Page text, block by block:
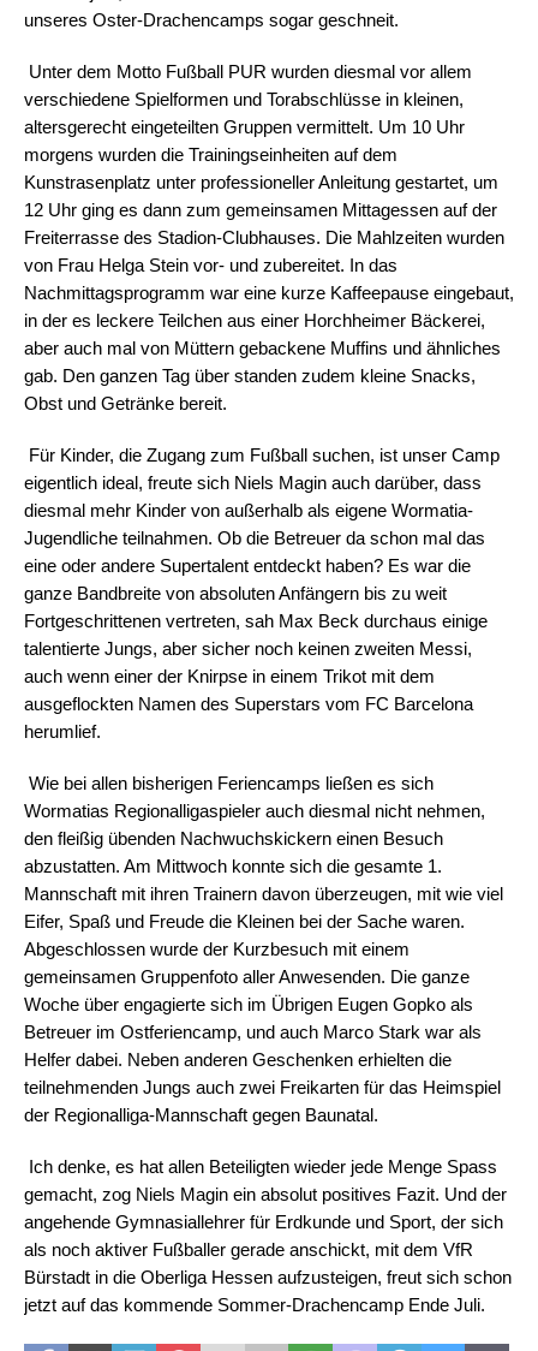
unseres Oster-Drachencamps sogar geschneit.
Unter dem Motto Fußball PUR wurden diesmal vor allem
verschiedene Spielformen und Torabschlüsse in kleinen,
altersgerecht eingeteilten Gruppen vermittelt. Um 10 Uhr
morgens wurden die Trainingseinheiten auf dem
Kunstrasenplatz unter professioneller Anleitung gestartet, um
12 Uhr ging es dann zum gemeinsamen Mittagessen auf der
Freiterrasse des Stadion-Clubhauses. Die Mahlzeiten wurden
von Frau Helga Stein vor- und zubereitet. In das
Nachmittagsprogramm war eine kurze Kaffeepause eingebaut,
in der es leckere Teilchen aus einer Horchheimer Bäckerei,
aber auch mal von Müttern gebackene Muffins und ähnliches
gab. Den ganzen Tag über standen zudem kleine Snacks,
Obst und Getränke bereit.
Für Kinder, die Zugang zum Fußball suchen, ist unser Camp
eigentlich ideal, freute sich Niels Magin auch darüber, dass
diesmal mehr Kinder von außerhalb als eigene Wormatia-
Jugendliche teilnahmen. Ob die Betreuer da schon mal das
eine oder andere Supertalent entdeckt haben? Es war die
ganze Bandbreite von absoluten Anfängern bis zu weit
Fortgeschrittenen vertreten, sah Max Beck durchaus einige
talentierte Jungs, aber sicher noch keinen zweiten Messi,
auch wenn einer der Knirpse in einem Trikot mit dem
ausgeflockten Namen des Superstars vom FC Barcelona
herumlief.
Wie bei allen bisherigen Feriencamps ließen es sich
Wormatias Regionalligaspieler auch diesmal nicht nehmen,
den fleißig übenden Nachwuchskickern einen Besuch
abzustatten. Am Mittwoch konnte sich die gesamte 1.
Mannschaft mit ihren Trainern davon überzeugen, mit wie viel
Eifer, Spaß und Freude die Kleinen bei der Sache waren.
Abgeschlossen wurde der Kurzbesuch mit einem
gemeinsamen Gruppenfoto aller Anwesenden. Die ganze
Woche über engagierte sich im Übrigen Eugen Gopko als
Betreuer im Ostferiencamp, und auch Marco Stark war als
Helfer dabei. Neben anderen Geschenken erhielten die
teilnehmenden Jungs auch zwei Freikarten für das Heimspiel
der Regionalliga-Mannschaft gegen Baunatal.
Ich denke, es hat allen Beteiligten wieder jede Menge Spass
gemacht, zog Niels Magin ein absolut positives Fazit. Und der
angehende Gymnasiallehrer für Erdkunde und Sport, der sich
als noch aktiver Fußballer gerade anschickt, mit dem VfR
Bürstadt in die Oberliga Hessen aufzusteigen, freut sich schon
jetzt auf das kommende Sommer-Drachencamp Ende Juli.